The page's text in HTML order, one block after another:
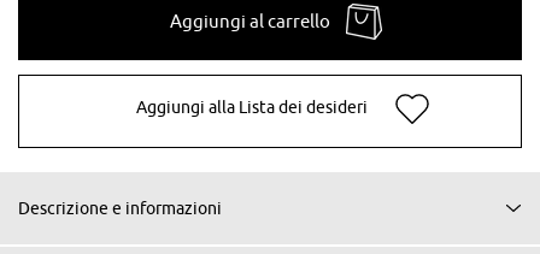
Aggiungi al carrello
Aggiungi alla Lista dei desideri
Descrizione e informazioni